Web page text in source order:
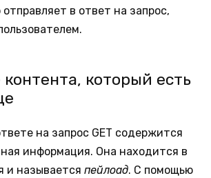
в ответ на запрос,
который есть
на запрос GET содержится
информация. Она находится в
и называется пейлоад. С помощью